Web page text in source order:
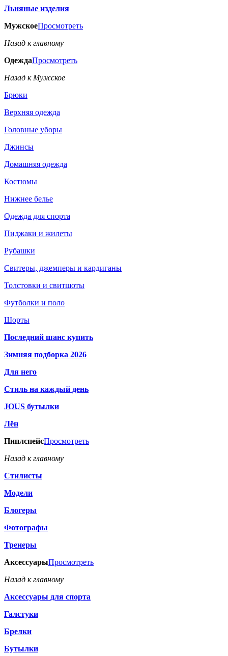
Льняные изделия
МужскоеПросмотреть
Назад к главному
ОдеждаПросмотреть
Назад к Мужское
Брюки
Верхняя одежда
Головные уборы
Джинсы
Домашняя одежда
Костюмы
Нижнее белье
Одежда для спорта
Пиджаки и жилеты
Рубашки
Свитеры, джемперы и кардиганы
Толстовки и свитшоты
Футболки и поло
Шорты
Последний шанс купить
Зимняя подборка 2026
Для него
Стиль на каждый день
JOUS бутылки
Лён
ПиплспейсПросмотреть
Назад к главному
Стилисты
Модели
Блогеры
Фотографы
Тренеры
АксессуарыПросмотреть
Назад к главному
Аксессуары для спорта
Галстуки
Брелки
Бутылки